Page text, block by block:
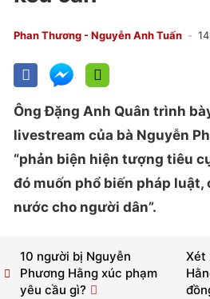
Phan Thương - Nguyễn Anh Tuấn
Ông Đặng Anh Quân trình
livestream của bà Nguyễn
“phản biện hiện tượng tiêu
đó muốn phổ biến pháp luật,
nước cho người dân”.
Xét
10 người bị Nguyễn
Phương Hằng xúc phạm
yêu cầu gì?